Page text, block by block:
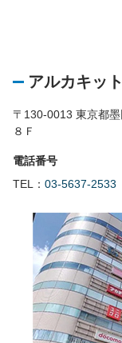
アルカキッ
〒130-0013 東京都
８Ｆ
電話番号
TEL： 03-5637-2533